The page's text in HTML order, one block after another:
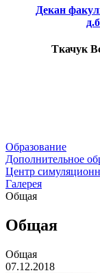
Декан
Ткачук
Образование
Дополнительное
Центр
Галерея
Общая
Общая
Общая
07.12.2018